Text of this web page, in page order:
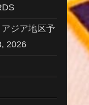
ジア地区予
2026